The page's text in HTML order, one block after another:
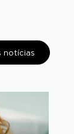
notícias